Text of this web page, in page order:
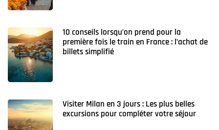
10 conseils lorsqu’on prend pour la
première fois le train en France : l’achat de
billets simplifié
Visiter Milan en 3 jours : Les plus belles
excursions pour compléter votre séjour